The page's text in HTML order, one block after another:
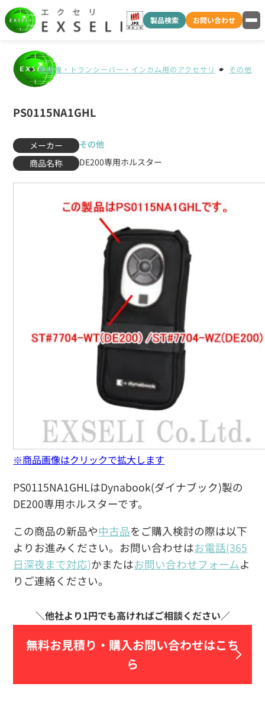
製品検索 お問い合わせ
無線機・トランシーバー・インカム用のアクセサリ その他
PS0115NA1GHL
メーカー
その他
商品名称
DE200専用ホルスター
PS0115NA1GHLはDynabook(ダイナブック)製の
DE200専用ホルスターです。
この商品の新品や中古品をご購入検討の際は以下
よりお進みください。お問い合わせはお電話(365
日深夜まで対応)かまたはお問い合わせフォームよ
りご連絡ください。
無料お見積り・ 購入お問い合わせはこち
ら
※商品画像はクリックで拡大します